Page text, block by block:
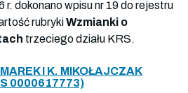
r. dokonano wpisu nr 19 do rejestru
rubrykiWzmianki o
trzeciego działu KRS.
I K. MIKOŁAJCZAK
0000617773)